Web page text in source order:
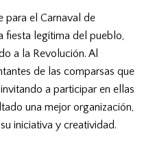
para el Carnaval de
fiesta legítima del pueblo,
a la Revolución. Al
de las comparsas que
a participar en ellas
una mejor organización,
iniciativa y creatividad.